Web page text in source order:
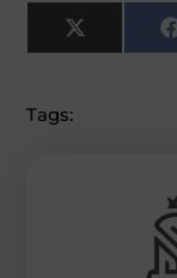
X
(Twitter)
Tags: